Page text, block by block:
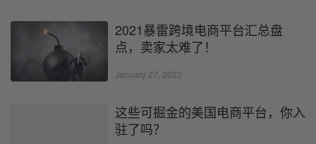
2021暴雷跨境电商平台汇总盘
点，卖家太难了！
January 27, 2022
这些可掘金的美国电商平台，你入
驻了吗？